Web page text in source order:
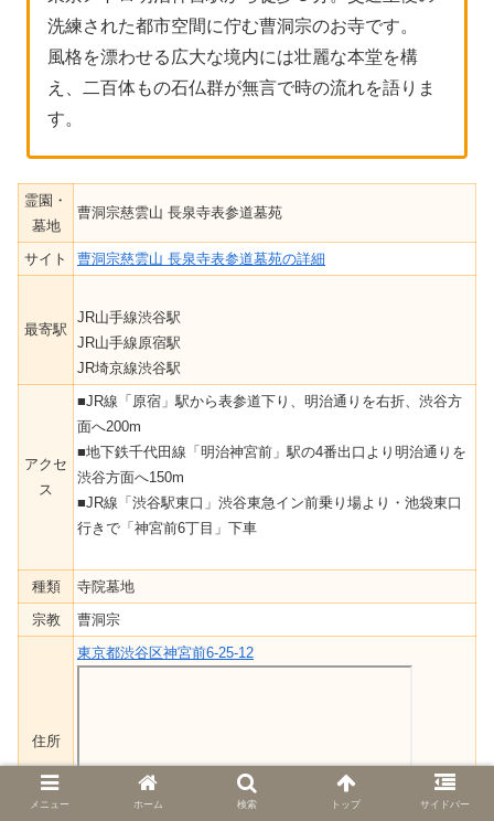
洗練された都市空間に佇む曹洞宗のお寺です。
風格を漂わせる広大な境内には壮麗な本堂を構
え、二百体もの石仏群が無言で時の流れを語りま
す。
霊園・
墓地
曹洞宗慈雲山 長泉寺表参道墓苑
サイト 曹洞宗慈雲山 長泉寺表参道墓苑の詳細
最寄駅
JR山手線渋谷駅
JR山手線原宿駅
JR埼京線渋谷駅
アクセ
ス
■JR線「原宿」駅から表参道下り、明治通りを右折、渋谷方
面へ200m
■地下鉄千代田線「明治神宮前」駅の4番出口より明治通りを
渋谷方面へ150m
■JR線「渋谷駅東口」渋谷東急イン前乗り場より・池袋東口
行きで「神宮前6丁目」下車
種類
寺院墓地
宗教
曹洞宗
住所
東京都渋谷区神宮前6-25-12
メニュー ホーム 検索 トップ サイドバー